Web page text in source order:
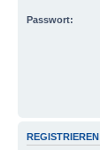
Passwort:
REGISTRIEREN